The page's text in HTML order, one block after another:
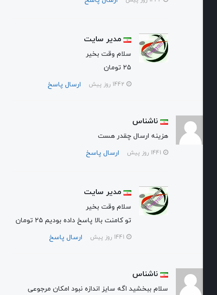
مدیر سایت
سلام وقت بخیر
ارسال پاسخ
ناشناس
هزینه ارسال چقدر هست
ارسال پاسخ
مدیر سایت
سلام وقت بخیر
تو کامنت بالا پاسخ داده بودیم ۲۵ تومان
ارسال پاسخ
ناشناس
سلام ببخشید اگه سایز اندازه نبود امکان مرجوعی